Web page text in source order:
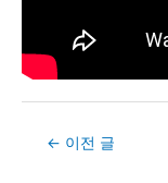
Post← 이전 글